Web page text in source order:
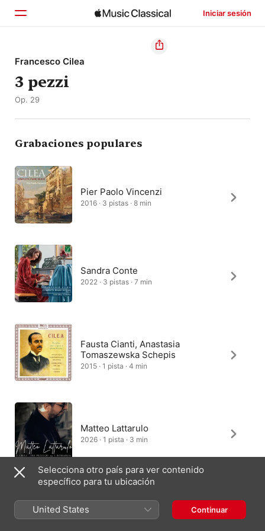
Iniciar sesión
Inicio
Explorar
Francesco Cilea
3 pezzi
Op. 29
Grabaciones populares
Pier Paolo Vincenzi
2016 · 3 pistas · 8 min
Sandra Conte
2022 · 3 pistas · 7 min
Fausta Cianti, Anastasia
Tomaszewska Schepis
2015 · 1 pista · 4 min
Matteo Lattarulo
2026 · 1 pista · 3 min
Selecciona otro país para ver contenido
específico para tu ubicación
United States Continuar